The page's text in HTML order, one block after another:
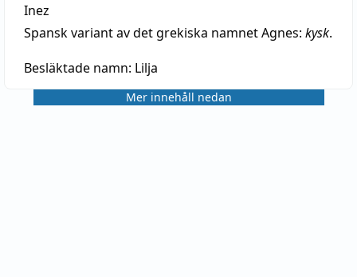
Inez
Spansk variant av det grekiska namnet Agnes: kysk.
Besläktade namn: Lilja
Mer innehåll nedan